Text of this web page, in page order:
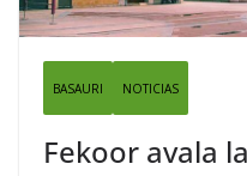
BASAURI NOTICIAS
Fekoor avala